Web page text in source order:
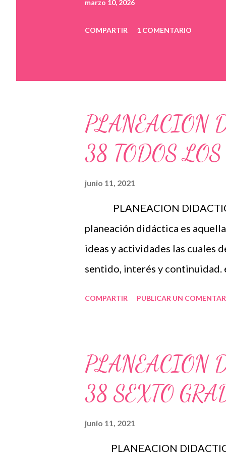
marzo 10, 2026
COMPARTIR 1 COMENTARIO
PLANEACION
38 TODOS
junio 11, 2021
PLANEACION
planeación didáctica es
ideas y actividades las cuales
sentido, interés y continuidad.
ayudaran en el proceso de
faciliten y favorezcan en el
dentro del salón de clases
tener las enseñanzas en esta
COMPARTIR PUBLICAR UN
PLANEACION
38 SEXTO
junio 11, 2021
PLANEACION